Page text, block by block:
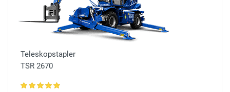
Teleskopstapler
TSR 2670